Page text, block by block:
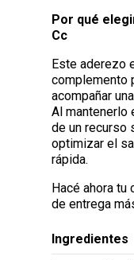
Por qué
Cc
Este aderezo
complemento
acompañar
Al mantenerlo
de un recurso
optimizar el
rápida.
Hacé ahora
de entrega
Ingredientes